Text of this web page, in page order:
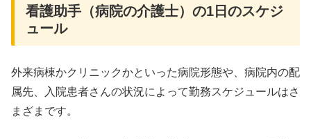
看護助手（病院の介護士）の1日のスケジ
ュール
外来病棟かクリニックかといった病院形態や、病院内の配
属先、入院患者さんの状況によって勤務スケジュールはさ
まざまです。